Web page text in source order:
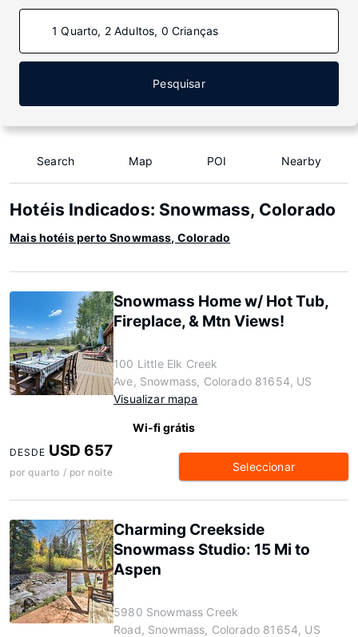
1 Quarto, 2 Adultos, 0 Crianças
Pesquisar
Search Map POI Nearby
Hotéis Indicados: Snowmass, Colorado
Mais hotéis perto Snowmass, Colorado
Snowmass Home w/ Hot Tub,
Fireplace, & Mtn Views!
100 Little Elk Creek
Ave, Snowmass, Colorado 81654, US
Visualizar mapa
Wi-fi grátis
DESDE USD 657
por quarto / por noite Seleccionar
Charming Creekside
Snowmass Studio: 15 Mi to
Aspen
5980 Snowmass Creek
Road, Snowmass, Colorado 81654, US